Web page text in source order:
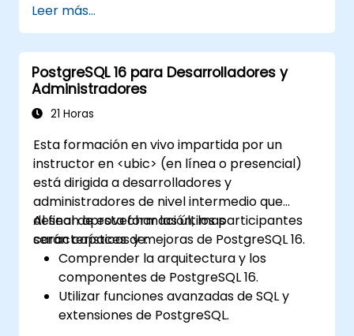
failover y explorarán soluciones de balanceo
de carga y agrupamiento de conexiones. El
curso incluye laboratorios prácticos de
replicación y simulaciones de recuperación.
Leer más...
PostgreSQL 16 para Desarrolladores y
Administradores
21 Horas
Esta formación en vivo impartida por un
instructor en <ubic> (en línea o presencial)
está dirigida a desarrolladores y
administradores de nivel intermedio que
desean aprovechar las últimas
características y mejoras de PostgreSQL 16.
Al final de esta formación, los participantes
serán capaces de:
Comprender la arquitectura y los
componentes de PostgreSQL 16.
Utilizar funciones avanzadas de SQL y
extensiones de PostgreSQL.